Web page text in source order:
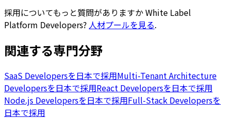
採用についてもっと質問がありますかWhite Label
Platform Developers? 人材プールを見る.
関連する専門分野
SaaS Developersを日本で採用Multi-Tenant Architecture
Developersを日本で採用React Developersを日本で採用
Node.js Developersを日本で採用Full-Stack Developersを
日本で採用